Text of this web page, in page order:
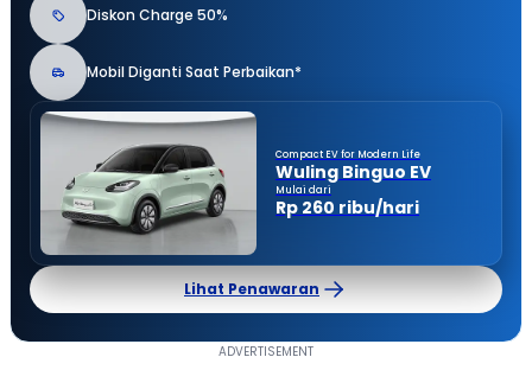
Diskon Charge 50%
Mobil Diganti Saat Perbaikan*
Compact EV for Modern Life
Wuling Binguo EV
Mulai dari
Rp 260 ribu/hari
Lihat Penawaran